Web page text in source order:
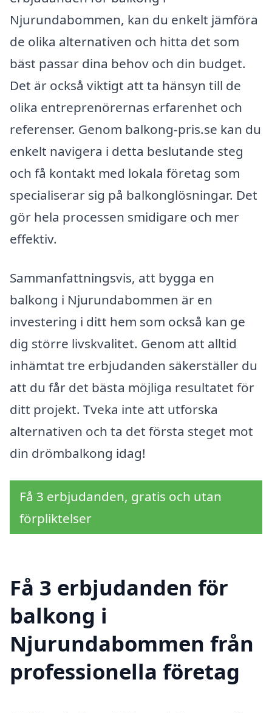
Njurundabommen, kan du enkelt jämföra
de olika alternativen och hitta det som
bäst passar dina behov och din budget.
Det är också viktigt att ta hänsyn till de
olika entreprenörernas erfarenhet och
referenser. Genom balkong-pris.se kan du
enkelt navigera i detta beslutande steg
och få kontakt med lokala företag som
specialiserar sig på balkonglösningar. Det
gör hela processen smidigare och mer
effektiv.
Sammanfattningsvis, att bygga en
balkong i Njurundabommen är en
investering i ditt hem som också kan ge
dig större livskvalitet. Genom att alltid
inhämtat tre erbjudanden säkerställer du
att du får det bästa möjliga resultatet för
ditt projekt. Tveka inte att utforska
alternativen och ta det första steget mot
din drömbalkong idag!
Få 3 erbjudanden, gratis och utan
förpliktelser
Få 3 erbjudanden för
balkong i
Njurundabommen från
professionella företag